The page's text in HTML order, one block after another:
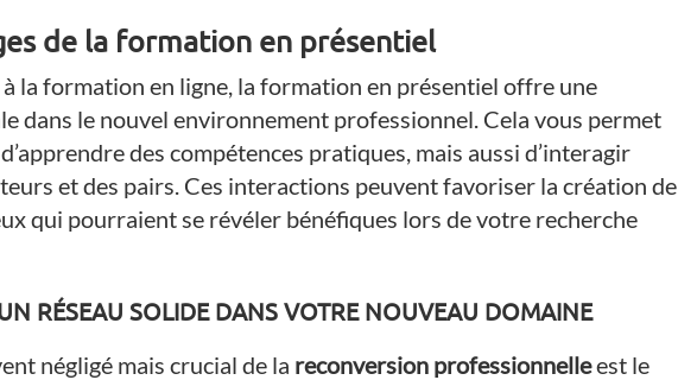
de la formation en présentiel
la formation en ligne, la formation en présentiel offre une
dans le nouvel environnement professionnel. Cela vous permet
des compétences pratiques, mais aussi d’interagir
et des pairs. Ces interactions peuvent favoriser la création de
qui pourraient se révéler bénéfiques lors de votre recherche
RÉSEAU SOLIDE DANS VOTRE NOUVEAU DOMAINE
négligé mais crucial de la reconversion professionnelleest le